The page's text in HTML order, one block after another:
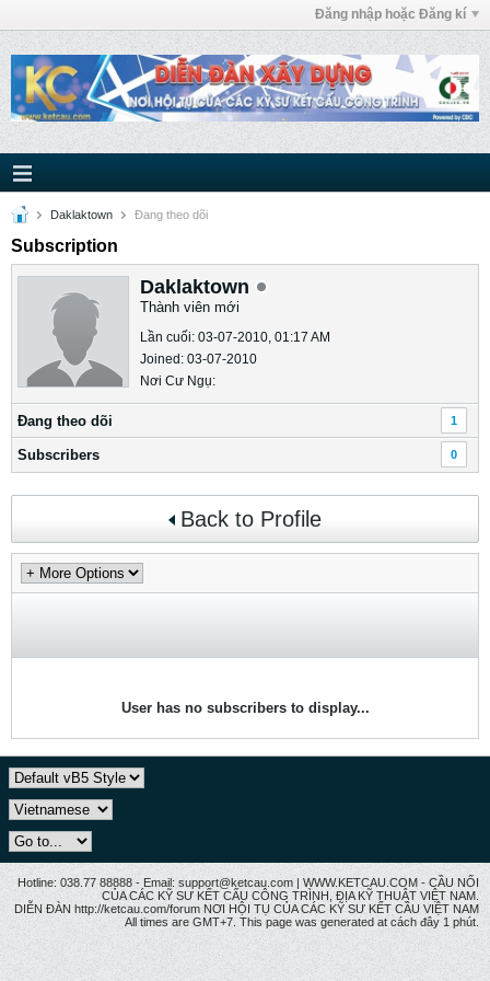
Đăng nhập hoặc Đăng kí
Daklaktown Ðang theo dõi
Subscription
Daklaktown
Thành viên mới
Lần cuối: 03-07-2010, 01:17 AM
Joined: 03-07-2010
Nơi Cư Ngụ:
Ðang theo dõi 1
Subscribers 0
Back to Profile
User has no subscribers to display...
Hotline: 038.77 88888 - Email: support@ketcau.com | WWW.KETCAU.COM - CẦU NỐI
CỦA CÁC KỸ SƯ KẾT CẤU CÔNG TRÌNH, ĐỊA KỸ THUẬT VIỆT NAM.
DIỄN ĐÀN http://ketcau.com/forum NƠI HỘI TỤ CỦA CÁC KỸ SƯ KẾT CÂU VIỆT NAM
All times are GMT+7. This page was generated at cách đây 1 phút.